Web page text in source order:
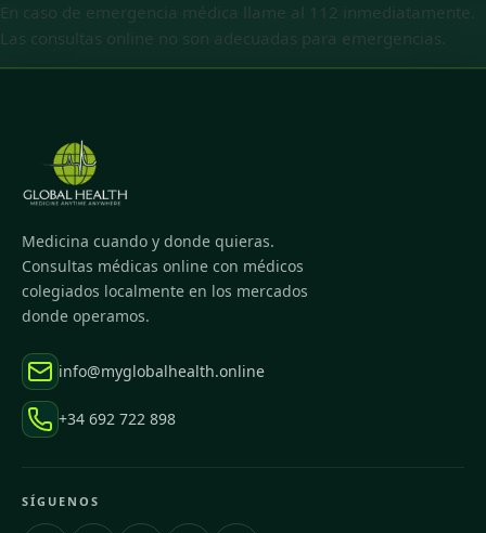
En caso de emergencia médica llame al 112 inmediatamente.
Las consultas online no son adecuadas para emergencias.
Medicina cuando y donde quieras.
Consultas médicas online con médicos
colegiados localmente en los mercados
donde operamos.
info@myglobalhealth.online
+34 692 722 898
SÍGUENOS